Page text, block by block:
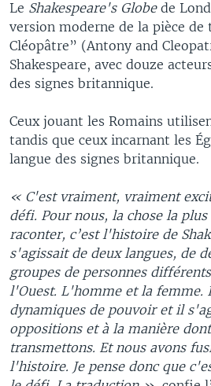
Le Shakespeare's Globede
version moderne de la pièce
Cléopâtre” (Antony and
Shakespeare, avec douze
des signes britannique.
Ceux jouant les Romains
tandis que ceux incarnant les
langue des signes britannique.
« C'est vraiment, vraiment
défi. Pour nous, la chose la
raconter, c’est l'histoire de
s'agissait de deux langues, de
groupes de personnes
l'Ouest. L'homme et la femme.
dynamiques de pouvoir et il
oppositions et à la manière
transmettons. Et nous avons
l'histoire. Je pense donc que